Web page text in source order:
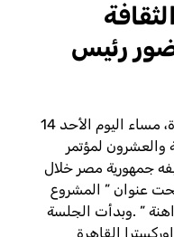
رئيس
افتتحت بدار الأوبرا بمدينة القاهرة، مساء اليوم الأحد 14
والعشرون لمؤتمر
جمهورية مصر خلال
الجاري، تحت عنوان ” المشروع
” .وبدأت الجلسة
القاهرة